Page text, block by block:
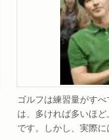
ゴルフは練習量がす
は、多ければ多いほ
です。しかし、実際